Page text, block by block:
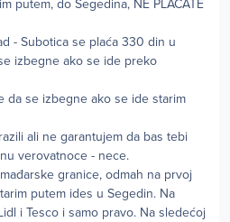
putem, do Segedina, NE PLAĆATE
- Subotica se plaća 330 din u
izbegne ako se ide preko
da se izbegne ako se ide starim
ali ne garantujem da bas tebi
verovatnoce - nece.
granice, odmah na prvoj
putem ides u Segedin. Na
i Tesco i samo pravo. Na sledećoj